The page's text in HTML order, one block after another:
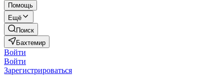
Помощь
Ещё
Поиск
Бахтемир
Войти
Войти
Зарегистрироваться